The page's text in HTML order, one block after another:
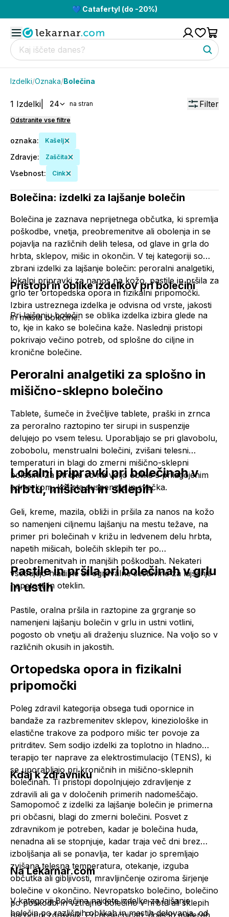
💙 Catafertyl (do -20%)
Izdelki/Oznaka/Bolečina
1 Izdelki 24 na stran Filter
Odstranite vse filtre
oznaka: Kašelj
Zdravje: Zaščita
Vsebnost: Cink
Bolečina: izdelki za lajšanje bolečin
Bolečina je zaznava neprijetnega občutka, ki spremlja
poškodbe, vnetja, preobremenitve ali obolenja in se
pojavlja na različnih delih telesa, od glave in grla do
hrbta, sklepov, mišic in okončin. V tej kategoriji so
zbrani izdelki za lajšanje bolečin: peroralni analgetiki,
lokalni pripravki za nanos na kožo, pastile in pršila za
grlo ter ortopedska opora in fizikalni pripomočki.
Izbira ustreznega izdelka je odvisna od vrste, jakosti
in mesta bolečine.
Pristopi in oblike izdelkov pri bolečini
Pri lajšanju bolečin se oblika izdelka izbira glede na
to, kje in kako se bolečina kaže. Naslednji pristopi
pokrivajo večino potreb, od splošne do ciljne in
kronične bolečine.
Peroralni analgetiki za splošno in
mišično-sklepno bolečino
Tablete, šumeče in žvečljive tablete, praški in zrnca
za peroralno raztopino ter sirupi in suspenzije
delujejo po vsem telesu. Uporabljajo se pri glavobolu,
zobobolu, menstrualni bolečini, zvišani telesni
temperaturi in blagi do zmerni mišično-sklepni
bolečini. Za otroke so na voljo oblike s prilagojenim
odmerkom, kot sta suspenzija in svečka.
Lokalni pripravki pri bolečinah v
hrbtu, mišicah in sklepih
Geli, kreme, mazila, obliži in pršila za nanos na kožo
so namenjeni ciljnemu lajšanju na mestu težave, na
primer pri bolečinah v križu in ledvenem delu hrbta,
napetih mišicah, bolečih sklepih ter po
preobremenitvah in manjših poškodbah. Nekateri
vsebujejo hladilne ali ogrevalne sestavine za lajšanje
napetosti in oteklin.
Pastile in pršila pri bolečinah v grlu
in ustih
Pastile, oralna pršila in raztopine za grgranje so
namenjeni lajšanju bolečin v grlu in ustni votlini,
pogosto ob vnetju ali draženju sluznice. Na voljo so v
različnih okusih in jakostih.
Ortopedska opora in fizikalni
pripomočki
Poleg zdravil kategorija obsega tudi opornice in
bandaže za razbremenitev sklepov, kineziološke in
elastične trakove za podporo mišic ter povoje za
pritrditev. Sem sodijo izdelki za toplotno in hladno
terapijo ter naprave za elektrostimulacijo (TENS), ki
se uporabljajo pri kroničnih in mišično-sklepnih
bolečinah. Ti pristopi dopolnjujejo zdravljenje z
zdravili ali ga v določenih primerih nadomeščajo.
Kdaj k zdravniku
Samopomoč z izdelki za lajšanje bolečin je primerna
pri občasni, blagi do zmerni bolečini. Posvet z
zdravnikom je potreben, kadar je bolečina huda,
nenadna ali se stopnjuje, kadar traja več dni brez
izboljšanja ali se ponavlja, ter kadar jo spremljajo
zvišana telesna temperatura, otekanje, izguba
občutka ali gibljivosti, mravljinčenje oziroma širjenje
bolečine v okončino. Nevropatsko bolečino, bolečino
po poškodbi in vztrajno bolečino v hrbtu ali sklepih
naj oceni zdravnik. Pri nosečnicah, doječih materah,
Na Lekarnar.com
V kategoriji Bolečina najdete izdelke za lajšanje
bolečin po različnih oblikah in mestih delovanja, od